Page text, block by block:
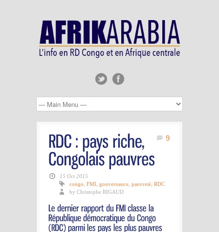
9
15 Oct 2015
congo FMI gouvernance pauvreté RDC
by Christophe RIGAUD